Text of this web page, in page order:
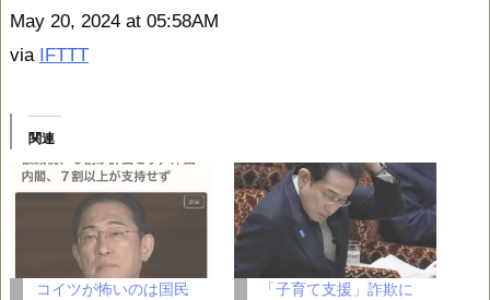
May 20, 2024 at 05:58AM
via
IFTTT
関連
コイツが怖いのは国民
「子育て支援」詐欺に